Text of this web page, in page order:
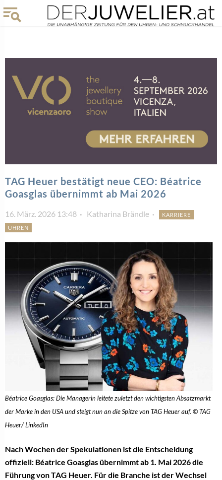
TAG Heuer bestätigt neue CEO: Béatrice
Goasglas übernimmt ab Mai 2026
16. März. 2026 13:48 Katharina Brändle
KARRIERE
UHREN
Béatrice Goasglas: Die Managerin leitete zuletzt den wichtigsten Absatzmarkt
der Marke in den USA und steigt nun an die Spitze von TAG Heuer auf. © TAG
Heuer/ LinkedIn
Nach Wochen der Spekulationen ist die Entscheidung
offiziell: Béatrice Goasglas übernimmt ab 1. Mai 2026 die
Führung von TAG Heuer. Für die Branche ist der Wechsel